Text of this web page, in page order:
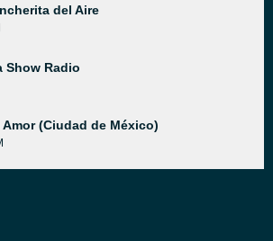
del Aire
Show Radio
Amor (Ciudad de México)